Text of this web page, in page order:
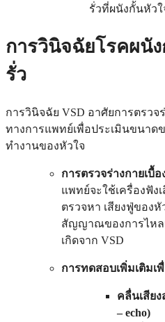
รั่วที่ผนังกั้นหัวใ
การวินิจฉัยโรคผนั
รั่ว
การวินิจฉัย VSD อาศัยการตรว
ทางการแพทย์เพื่อประเมินขนาด
ทำงานของหัวใจ
การตรวจร่างกายเบื้อ
แพทย์จะใช้เครื่องฟังเ
ตรวจหา เสียงฟู่ของหั
สัญญาณของการไหล
เกิดจาก VSD
การทดสอบเพิ่มเติมเ
คลื่นเสียง
– echo)